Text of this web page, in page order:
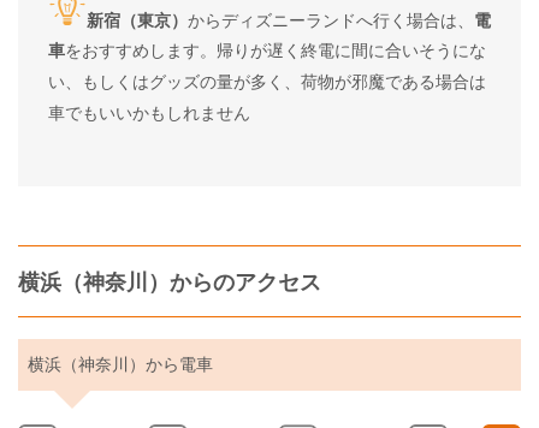
新宿（東京） からディズニーランドへ行く場合は、 電
車をおすすめします。帰りが遅く終電に間に合いそうにな
い、もしくはグッズの量が多く、荷物が邪魔である場合は
車でもいいかもしれません
横浜（神奈川）からのアクセス
横浜（神奈川）から電車